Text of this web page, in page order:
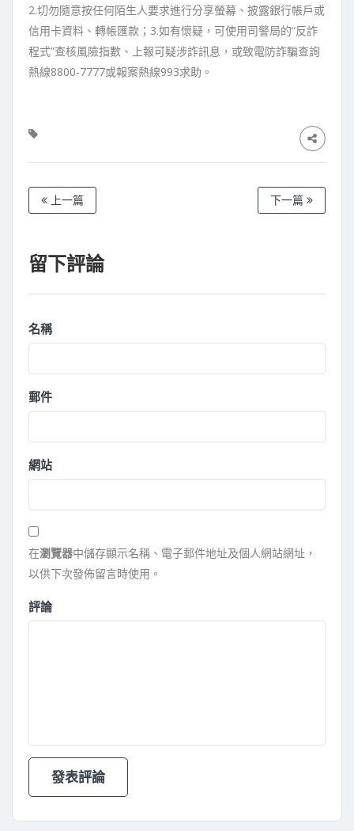
2.切勿隨意按任何陌生人要求進行分享螢幕、披露銀行帳戶或
信用卡資料、轉帳匯款；3.如有懷疑，可使用司警局的“反詐
程式”查核風險指數、上報可疑涉詐訊息，或致電防詐騙查詢
熱線8800-7777或報案熱線993求助。
上一篇 下一篇
留下評論
名稱
郵件
網站
在瀏覽器中儲存顯示名稱、電子郵件地址及個人網站網址，
以供下次發佈留言時使用。
評論